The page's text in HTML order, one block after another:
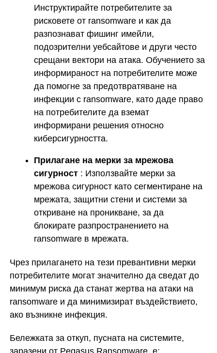
Инструктирайте потребителите за
рисковете от ransomware и как да
разпознават фишинг имейли,
подозрителни уебсайтове и други често
срещани вектори на атака. Обучението за
информираност на потребителите може
да помогне за предотвратяване на
инфекции с ransomware, като даде право
на потребителите да вземат
информирани решения относно
киберсигурността.
Прилагане на мерки за мрежова
сигурност : Използвайте мерки за
мрежова сигурност като сегментиране на
мрежата, защитни стени и системи за
откриване на проникване, за да
блокирате разпространението на
ransomware в мрежата.
Чрез прилагането на тези превантивни мерки
потребителите могат значително да сведат до
минимум риска да станат жертва на атаки на
ransomware и да минимизират въздействието,
ако възникне инфекция.
Бележката за откуп, пусната на системите,